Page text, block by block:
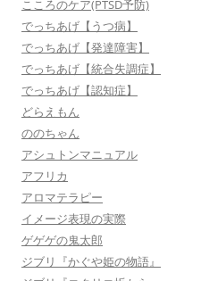
こころのケア(PTSD予防)
でっちあげ【うつ病】
でっちあげ【発達障害】
でっちあげ【統合失調症】
でっちあげ【認知症】
どらえもん
ののちゃん
アシュトンマニュアル
アフリカ
アロマテラピー
イメージ表現の実際
ゲゲゲの鬼太郎
ジブリ『かぐや姫の物語』